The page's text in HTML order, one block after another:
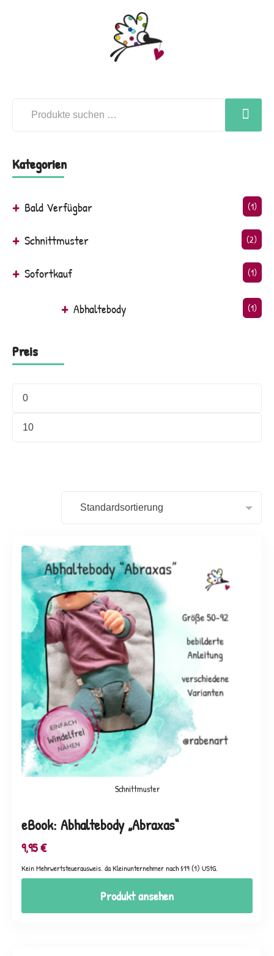
Kategorien
Bald Verfügbar (1)
Schnittmuster (2)
Sofortkauf (1)
Abhaltebody (1)
Preis
Schnittmuster
eBook: Abhaltebody „Abraxas“
9,95€
Kein Mehrwertsteuerausweis, da Kleinunternehmer nach §19 (1) UStG.
Produkt ansehen